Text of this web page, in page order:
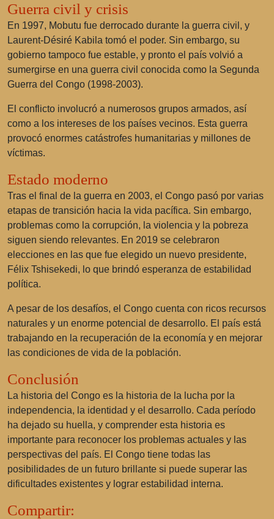
Guerra civil y crisis
En 1997, Mobutu fue derrocado durante la guerra civil, y
Laurent-Désiré Kabila tomó el poder. Sin embargo, su
gobierno tampoco fue estable, y pronto el país volvió a
sumergirse en una guerra civil conocida como la Segunda
Guerra del Congo (1998-2003).
El conflicto involucró a numerosos grupos armados, así
como a los intereses de los países vecinos. Esta guerra
provocó enormes catástrofes humanitarias y millones de
víctimas.
Estado moderno
Tras el final de la guerra en 2003, el Congo pasó por varias
etapas de transición hacia la vida pacífica. Sin embargo,
problemas como la corrupción, la violencia y la pobreza
siguen siendo relevantes. En 2019 se celebraron
elecciones en las que fue elegido un nuevo presidente,
Félix Tshisekedi, lo que brindó esperanza de estabilidad
política.
A pesar de los desafíos, el Congo cuenta con ricos recursos
naturales y un enorme potencial de desarrollo. El país está
trabajando en la recuperación de la economía y en mejorar
las condiciones de vida de la población.
Conclusión
La historia del Congo es la historia de la lucha por la
independencia, la identidad y el desarrollo. Cada período
ha dejado su huella, y comprender esta historia es
importante para reconocer los problemas actuales y las
perspectivas del país. El Congo tiene todas las
posibilidades de un futuro brillante si puede superar las
dificultades existentes y lograr estabilidad interna.
Compartir: